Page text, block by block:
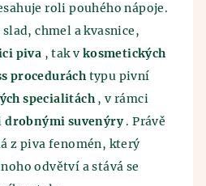
roli pouhého nápoje.
chmel a kvasnice,
piva , tak v kosmetických
procedurách typu pivní
specialitách , v rámci
drobnými suvenýry. Právě
z piva fenomén, který
odvětví a stává se